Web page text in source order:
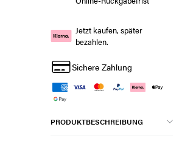
Jetzt kaufen, später
bezahlen.
Sichere Zahlung
PRODUKTBESCHREIBUNG